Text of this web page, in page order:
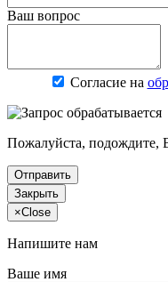
Ваш вопрос
Согласие на
Пожалуйста, подождите,
Отправить
Закрыть
×Close
Напишите нам
Ваше имя